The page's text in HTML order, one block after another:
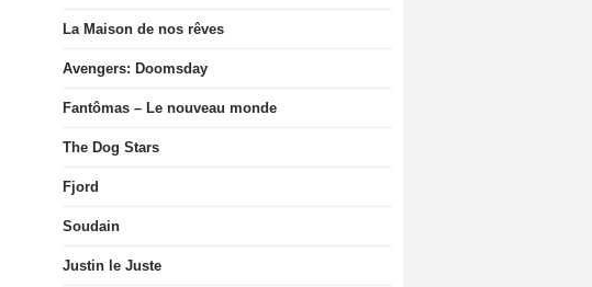
La Maison de nos rêves
Avengers: Doomsday
Fantômas – Le nouveau monde
The Dog Stars
Fjord
Soudain
Justin le Juste